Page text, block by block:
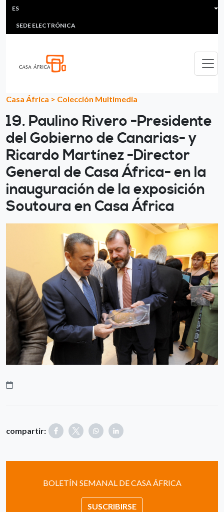
Pasar al contenido principal
HEADER MENU
MULTIMEDIA
SEDE ELECTRÓNICA
ES
Casa África > Colección Multimedia
19. Paulino Rivero -Presidente
del Gobierno de Canarias- y
Ricardo Martínez -Director
General de Casa África- en la
inauguración de la exposición
Soutoura en Casa África
compartir:
BOLETÍN SEMANAL DE CASA ÁFRICA
SUSCRIBIRSE